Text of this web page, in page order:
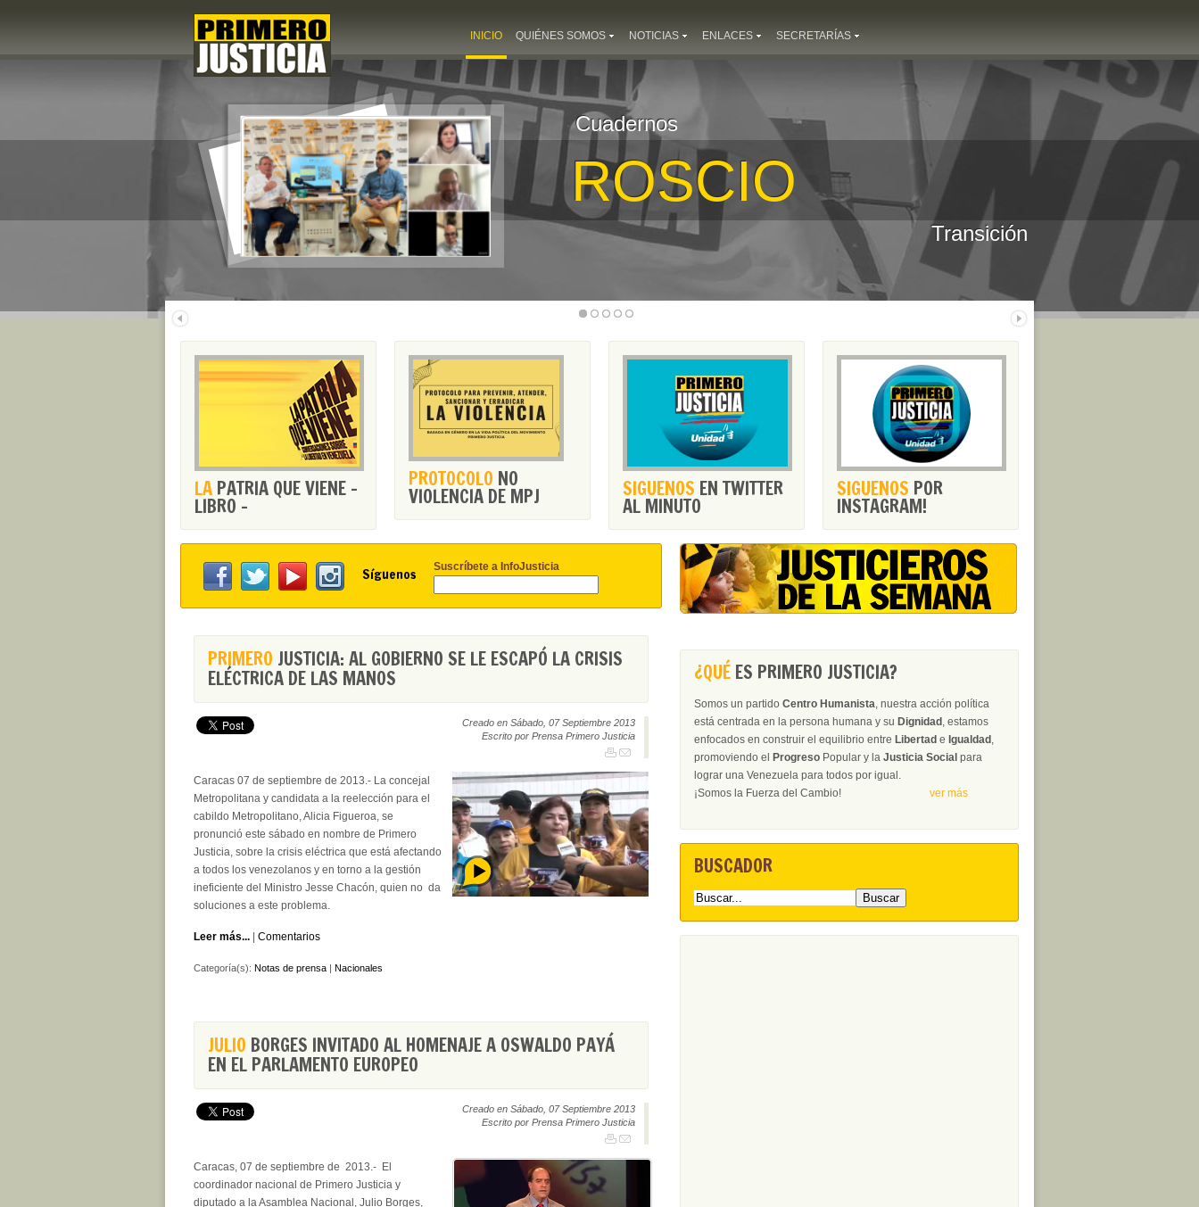
INICIO QUIÉNES SOMOS NOTICIAS ENLACES SECRETARÍAS
Cuadernos
ROSCIO
Transición
LA PATRIA QUE VIENE -
LIBRO -
PROTOCOLO NO
VIOLENCIA DE MPJ SIGUENOS EN TWITTER
AL MINUTO
SIGUENOS POR
INSTAGRAM!
Síguenos Suscríbete a InfoJusticia
PRIMERO JUSTICIA: AL GOBIERNO SE LE ESCAPÓ LA CRISIS
ELÉCTRICA DE LAS MANOS
Creado en Sábado, 07 Septiembre 2013
Escrito por Prensa Primero Justicia
Caracas 07 de septiembre de 2013.- La concejal
Metropolitana y candidata a la reelección para el
cabildo Metropolitano, Alicia Figueroa, se
pronunció este sábado en nombre de Primero
Justicia, sobre la crisis eléctrica que está afectando
a todos los venezolanos y en torno a la gestión
ineficiente del Ministro Jesse Chacón, quien no da
soluciones a este problema.
Leer más... Comentarios
Categoría(s): Notas de prensa | Nacionales
JULIO BORGES INVITADO AL HOMENAJE A OSWALDO PAYÁ
EN EL PARLAMENTO EUROPEO
Creado en Sábado, 07 Septiembre 2013
Escrito por Prensa Primero Justicia
Caracas, 07 de septiembre de 2013.- El
coordinador nacional de Primero Justicia y
diputado a la Asamblea Nacional, Julio Borges,
¿QUÉ ES PRIMERO JUSTICIA?
Somos un partido Centro Humanista, nuestra acción política
está centrada en la persona humana y su Dignidad , estamos
enfocados en construir el equilibrio entre Libertad e Igualdad ,
promoviendo el
Progreso Popular y la Justicia Social para
lograr una Venezuela para todos por igual.
¡Somos la Fuerza del Cambio! ver más
BUSCADOR